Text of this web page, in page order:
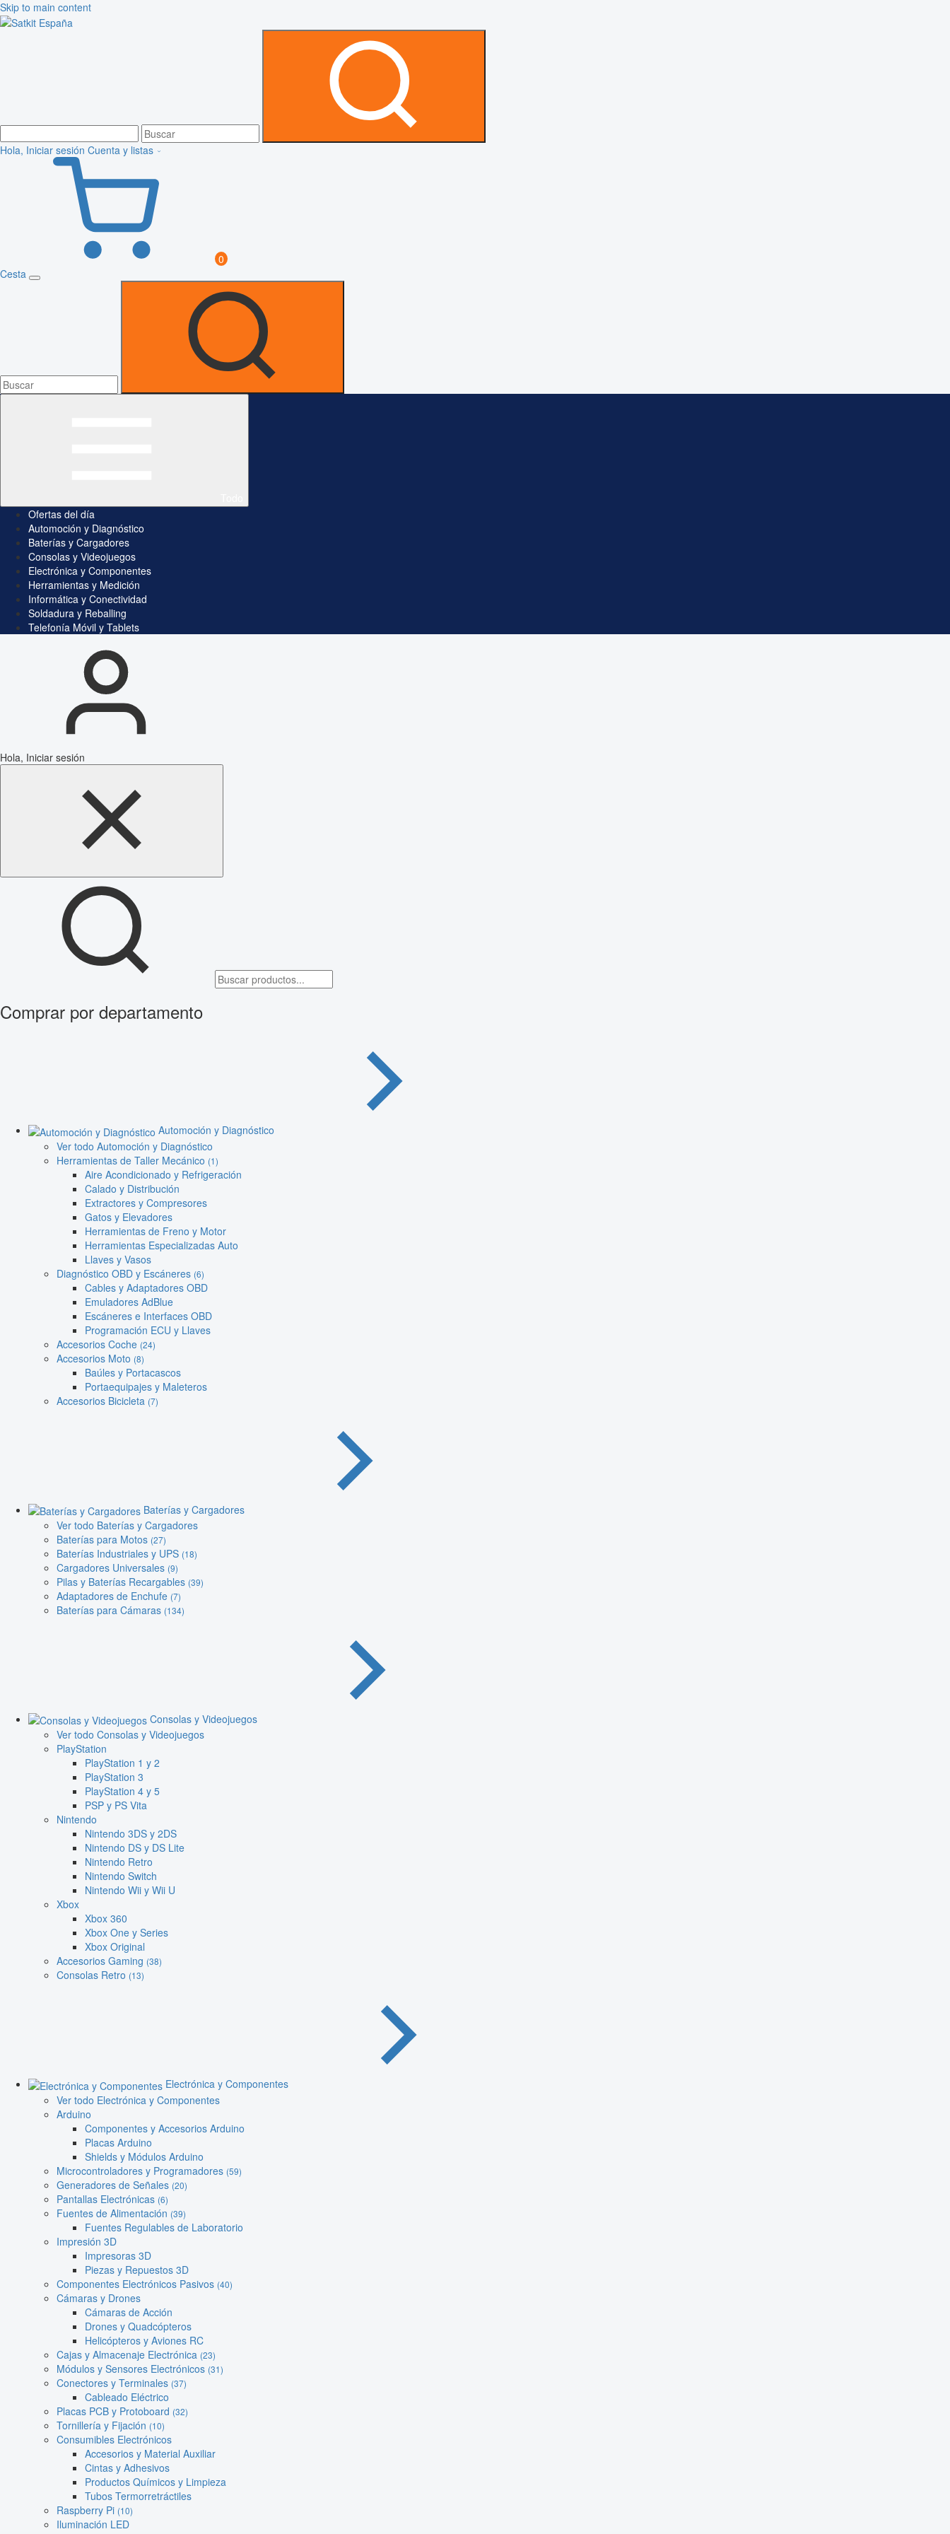
Skip to main content
Hola, Iniciar sesión Cuenta y listas
0
Cesta
Ofertas del día
Automoción y Diagnóstico
Baterías y Cargadores
Consolas y Videojuegos
Electrónica y Componentes
Herramientas y Medición
Informática y Conectividad
Soldadura y Reballing
Telefonía Móvil y Tablets
Hola, Iniciar sesión
Comprar por departamento
Automoción y Diagnóstico
Ver todo Automoción y Diagnóstico
Herramientas de Taller Mecánico (1)
Aire Acondicionado y Refrigeración
Calado y Distribución
Extractores y Compresores
Gatos y Elevadores
Herramientas de Freno y Motor
Herramientas Especializadas Auto
Llaves y Vasos
Diagnóstico OBD y Escáneres (6)
Cables y Adaptadores OBD
Emuladores AdBlue
Escáneres e Interfaces OBD
Programación ECU y Llaves
Accesorios Coche (24)
Accesorios Moto (8)
Baúles y Portacascos
Portaequipajes y Maleteros
Accesorios Bicicleta (7)
Baterías y Cargadores
Ver todo Baterías y Cargadores
Baterías para Motos (27)
Baterías Industriales y UPS (18)
Cargadores Universales (9)
Pilas y Baterías Recargables (39)
Adaptadores de Enchufe (7)
Baterías para Cámaras (134)
Consolas y Videojuegos
Ver todo Consolas y Videojuegos
PlayStation
PlayStation 1 y 2
PlayStation 3
PlayStation 4 y 5
PSP y PS Vita
Nintendo
Nintendo 3DS y 2DS
Nintendo DS y DS Lite
Nintendo Retro
Nintendo Switch
Nintendo Wii y Wii U
Xbox
Xbox 360
Xbox One y Series
Xbox Original
Accesorios Gaming (38)
Consolas Retro (13)
Electrónica y Componentes
Ver todo Electrónica y Componentes
Arduino
Componentes y Accesorios Arduino
Placas Arduino
Shields y Módulos Arduino
Microcontroladores y Programadores (59)
Generadores de Señales (20)
Pantallas Electrónicas (6)
Fuentes de Alimentación (39)
Fuentes Regulables de Laboratorio
Impresión 3D
Impresoras 3D
Piezas y Repuestos 3D
Componentes Electrónicos Pasivos (40)
Cámaras y Drones
Cámaras de Acción
Drones y Quadcópteros
Helicópteros y Aviones RC
Cajas y Almacenaje Electrónica (23)
Módulos y Sensores Electrónicos (31)
Conectores y Terminales (37)
Cableado Eléctrico
Placas PCB y Protoboard (32)
Tornillería y Fijación (10)
Consumibles Electrónicos
Accesorios y Material Auxiliar
Cintas y Adhesivos
Productos Químicos y Limpieza
Tubos Termorretráctiles
Raspberry Pi (10)
Iluminación LED